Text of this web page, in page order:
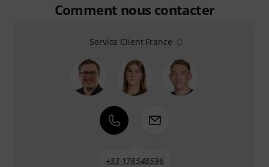
Comment nous contacter
Service Client France
+33-176548596